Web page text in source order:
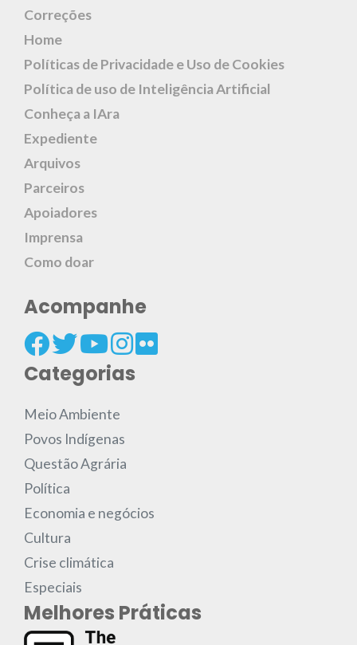
Correções
Home
Políticas de Privacidade e Uso de Cookies
Política de uso de Inteligência Artificial
Conheça a IAra
Expediente
Arquivos
Parceiros
Apoiadores
Imprensa
Como doar
Acompanhe
Categorias
Meio Ambiente
Povos Indígenas
Questão Agrária
Política
Economia e negócios
Cultura
Crise climática
Especiais
Melhores Práticas